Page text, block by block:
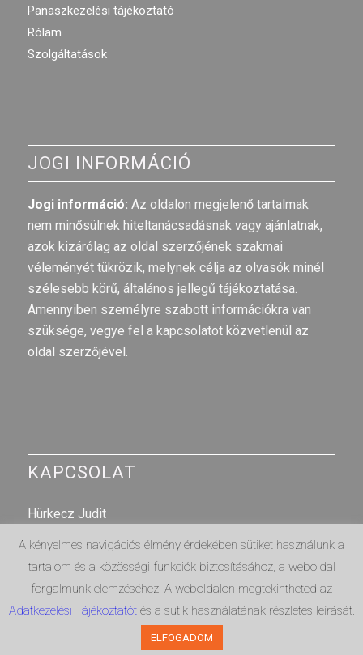
Panaszkezelési tájékoztató
Rólam
Szolgáltatások
JOGI INFORMÁCIÓ
Jogi információ: Az oldalon megjelenő tartalmak
nem minősülnek hiteltanácsadásnak vagy ajánlatnak,
azok kizárólag az oldal szerzőjének szakmai
véleményét tükrözik, melynek célja az olvasók minél
szélesebb körű, általános jellegű tájékoztatása.
Amennyiben személyre szabott információkra van
szüksége, vegye fel a kapcsolatot közvetlenül az
oldal szerzőjével.
KAPCSOLAT
Hürkecz Judit
E-mail cím :judit@egyrolakettore.hu
Telefonszám: +36703173436
A kényelmes navigációs élmény érdekében sütiket használunk a
tartalom és a közösségi funkciók biztosításához, a weboldal
forgalmunk elemzéséhez. A weboldalon megtekintheted az
Adatkezelési Tájékoztatót és a sütik használatának részletes leírását.
ELFOGADOM